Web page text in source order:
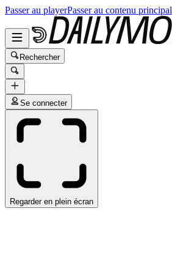
Passer au playerPasser au contenu principal
Rechercher
Se connecter
Regarder en plein écran